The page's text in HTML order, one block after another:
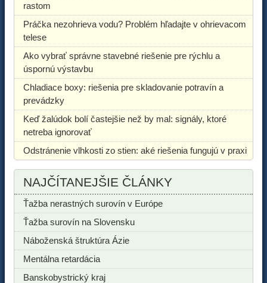
rastom
Práčka nezohrieva vodu? Problém hľadajte v ohrievacom
telese
Ako vybrať správne stavebné riešenie pre rýchlu a
úspornú výstavbu
Chladiace boxy: riešenia pre skladovanie potravín a
prevádzky
Keď žalúdok bolí častejšie než by mal: signály, ktoré
netreba ignorovať
Odstránenie vlhkosti zo stien: aké riešenia fungujú v praxi
NAJČÍTANEJŠIE ČLÁNKY
Ťažba nerastných surovín v Európe
Ťažba surovín na Slovensku
Náboženská štruktúra Ázie
Mentálna retardácia
Banskobystrický kraj